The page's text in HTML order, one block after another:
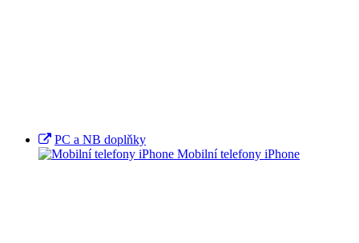
PC a NB doplňky
Mobilní telefony iPhone